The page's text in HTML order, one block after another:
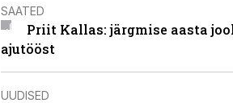
SAATED
Priit Kallas: järgmise aasta
ajutööst
UUDISED